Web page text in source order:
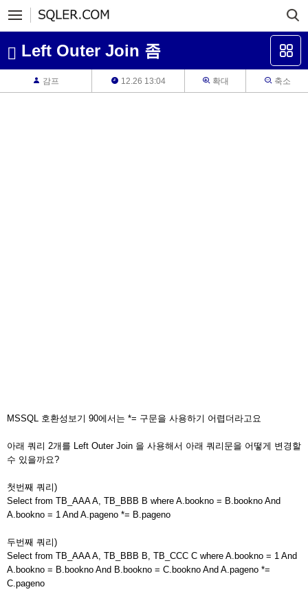
Left Outer Join 좀
감프 12.26 13:04 확대 축소
MSSQL 호환성보기 90에서는 *= 구문을 사용하기 어렵더라고요
아래 쿼리 2개를 Left Outer Join 을 사용해서 아래 쿼리문을 어떻게 변경할
수 있을까요?
첫번째 쿼리)
Select from TB_AAA A, TB_BBB B where A.bookno = B.bookno And
A.bookno = 1 And A.pageno *= B.pageno
두번째 쿼리)
Select from TB_AAA A, TB_BBB B, TB_CCC C where A.bookno = 1 And
A.bookno = B.bookno And B.bookno = C.bookno And A.pageno *=
C.pageno